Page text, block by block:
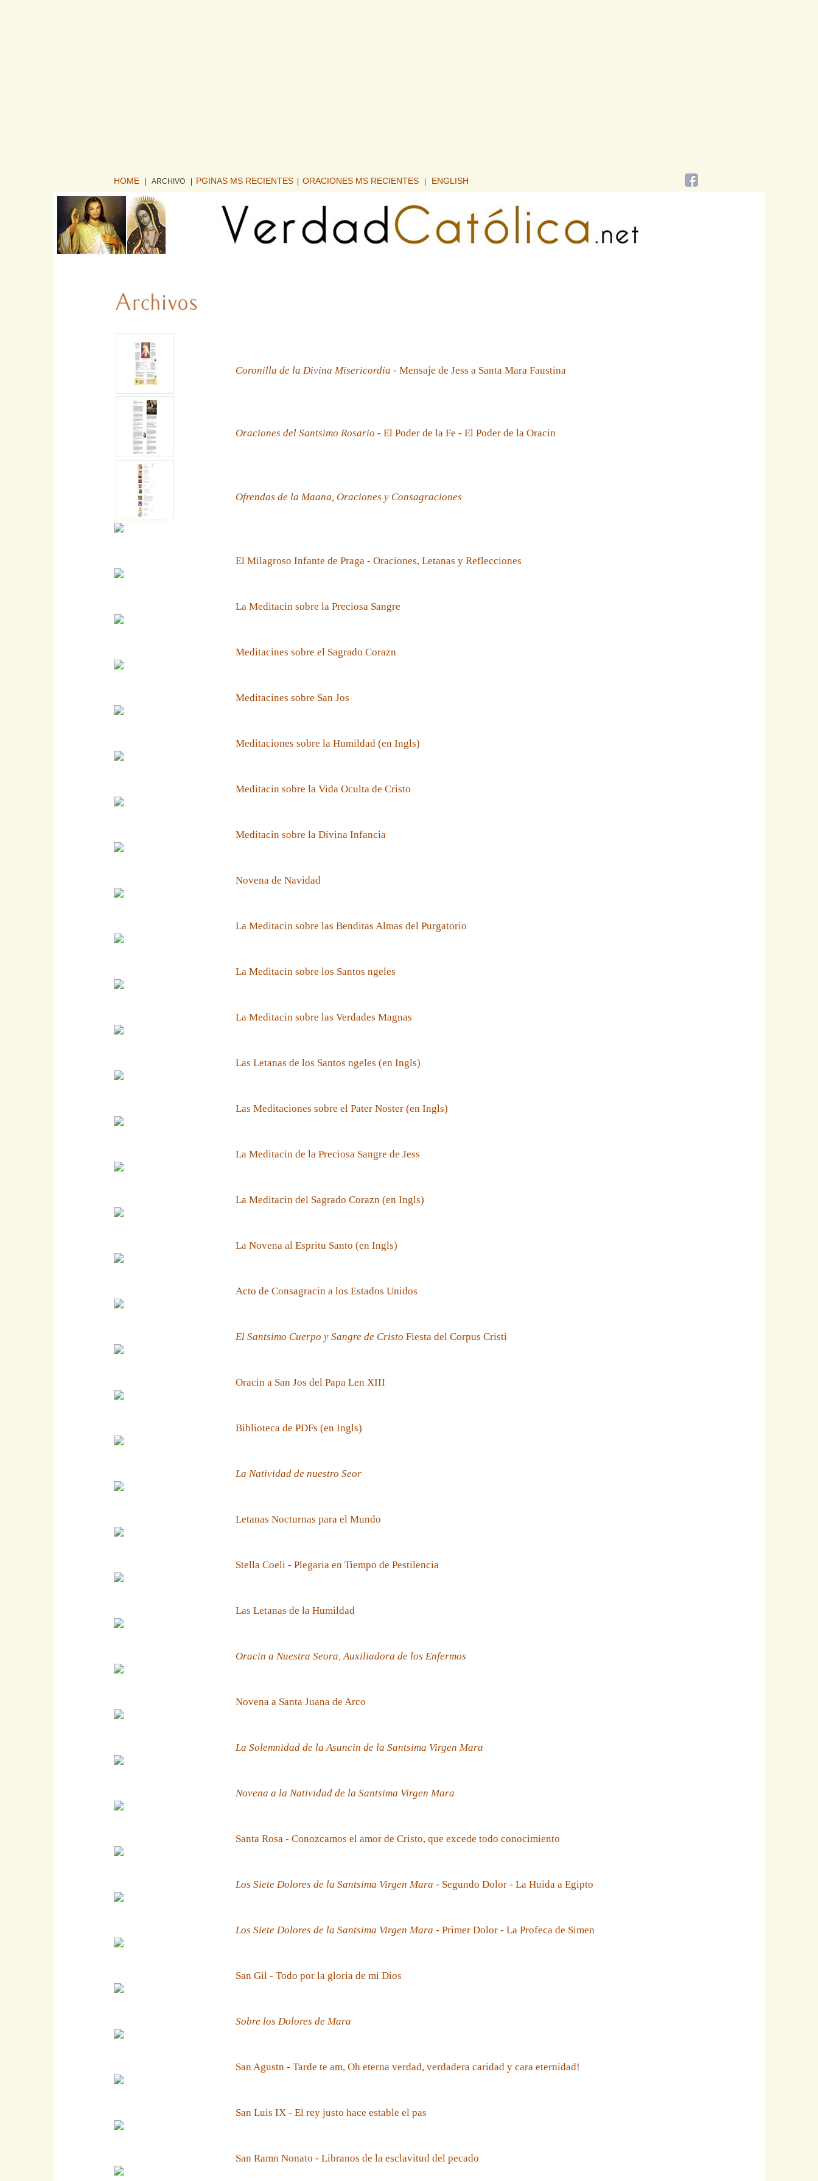
HOME | ARCHIVO PGINAS MS RECIENTES ORACIONES MS RECIENTES ENGLISH
Coronilla de la Divina Misericordia - Mensaje de Jess a Santa Mara Faustina
Oraciones del Santsimo Rosario - El Poder de la Fe - El Poder de la Oracin
Ofrendas de la Maana, Oraciones y Consagraciones
El Milagroso Infante de Praga - Oraciones, Letanas y Reflecciones
La Meditacin sobre la Preciosa Sangre
Meditacines sobre el Sagrado Corazn
Meditacines sobre San Jos
Meditaciones sobre la Humildad (en Ingls)
Meditacin sobre la Vida Oculta de Cristo
Meditacin sobre la Divina Infancia
Novena de Navidad
La Meditacin sobre las Benditas Almas del Purgatorio
La Meditacin sobre los Santos ngeles
La Meditacin sobre las Verdades Magnas
Las Letanas de los Santos ngeles (en Ingls)
Las Meditaciones sobre el Pater Noster (en Ingls)
La Meditacin de la Preciosa Sangre de Jess
La Meditacin del Sagrado Corazn (en Ingls)
La Novena al Espritu Santo (en Ingls)
Acto de Consagracin a los Estados Unidos
El Santsimo Cuerpo y Sangre de Cristo Fiesta del Corpus Cristi
Oracin a San Jos del Papa Len XIII
Biblioteca de PDFs (en Ingls)
La Natividad de nuestro Seor
Letanas Nocturnas para el Mundo
Stella Coeli - Plegaria en Tiempo de Pestilencia
Las Letanas de la Humildad
Oracin a Nuestra Seora, Auxiliadora de los Enfermos
Novena a Santa Juana de Arco
La Solemnidad de la Asuncin de la Santsima Virgen Mara
Novena a la Natividad de la Santsima Virgen Mara
Santa Rosa - Conozcamos el amor de Cristo, que excede todo conocimiento
Los Siete Dolores de la Santsima Virgen Mara - Segundo Dolor - La Huida a Egipto
Los Siete Dolores de la Santsima Virgen Mara - Primer Dolor - La Profeca de Simen
San Gil - Todo por la gloria de mi Dios
Sobre los Dolores de Mara
San Agustn - Tarde te am, Oh eterna verdad, verdadera caridad y cara eternidad!
San Luis IX - El rey justo hace estable el pas
San Ramn Nonato - Libranos de la esclavitud del pecado